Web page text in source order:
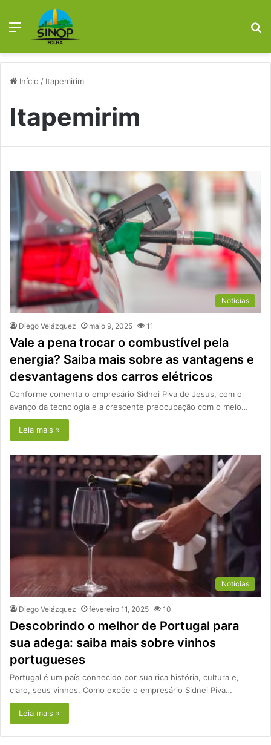
Menu
Início / Itapemirim
Itapemirim
Notícias
Diego Velázquez maio 9, 2025 11
Vale a pena trocar o combustível pela
energia? Saiba mais sobre as vantagens e
desvantagens dos carros elétricos
Conforme comenta o empresário Sidnei Piva de Jesus, com o
avanço da tecnologia e a crescente preocupação com o meio…
Leia mais »
Notícias
Diego Velázquez fevereiro 11, 2025 10
Descobrindo o melhor de Portugal para
sua adega: saiba mais sobre vinhos
portugueses
Portugal é um país conhecido por sua rica história, cultura e,
claro, seus vinhos. Como expõe o empresário Sidnei Piva…
Leia mais »